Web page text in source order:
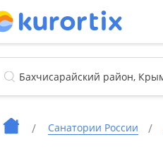
Санатории России